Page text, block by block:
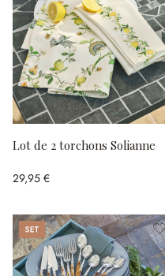
Lot de 2 torchons Solianne
29,95 €
Set